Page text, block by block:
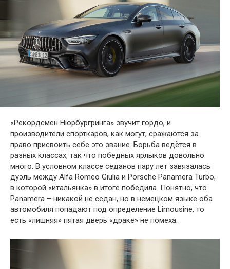
«Рекордсмен Нюрбургринга» звучит гордо, и
производители спорткаров, как могут, сражаются за
право присвоить себе это звание. Борьба ведётся в
разных классах, так что победных ярлыков довольно
много. В условном классе седанов пару лет завязалась
дуэль между Alfa Romeo Giulia и Porsche Panamera Turbo,
в которой «итальянка» в итоге победила. Понятно, что
Panamera – никакой не седан, но в немецком языке оба
автомобиля попадают под определение Limousine, то
есть «лишняя» пятая дверь «драке» не помеха.